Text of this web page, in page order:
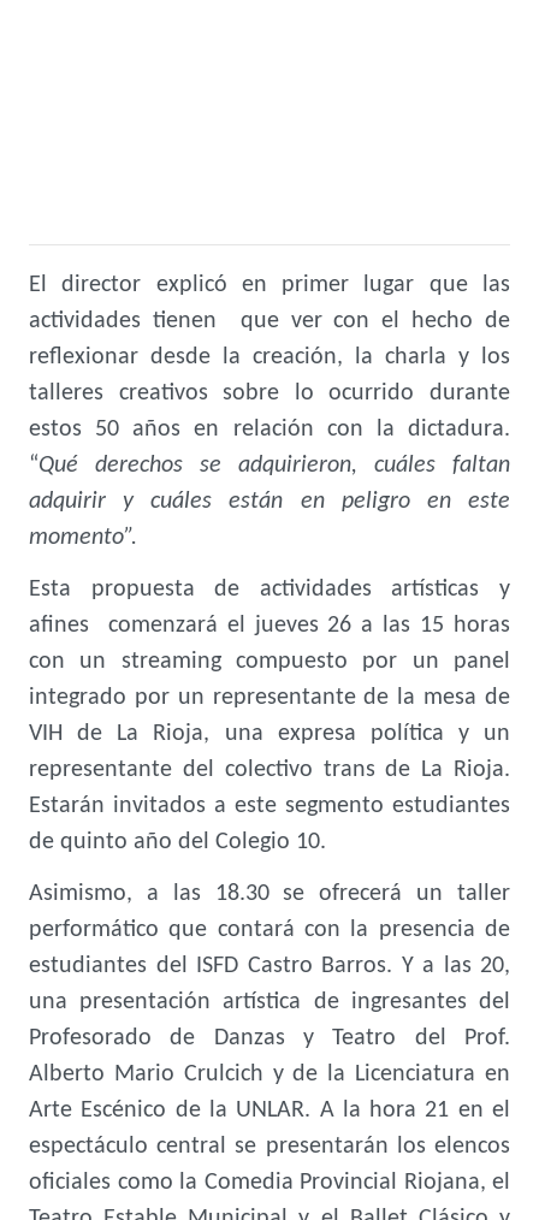
El director explicó en primer lugar que las
actividades tienen que ver con el hecho de
reflexionar desde la creación, la charla y los
talleres creativos sobre lo ocurrido durante
estos 50 años en relación con la dictadura.
“Qué derechos se adquirieron, cuáles faltan
adquirir y cuáles están en peligro en este
momento”.
Esta propuesta de actividades artísticas y
afines comenzará el jueves 26 a las 15 horas
con un streaming compuesto por un panel
integrado por un representante de la mesa de
VIH de La Rioja, una expresa política y un
representante del colectivo trans de La Rioja.
Estarán invitados a este segmento estudiantes
de quinto año del Colegio 10.
Asimismo, a las 18.30 se ofrecerá un taller
performático que contará con la presencia de
estudiantes del ISFD Castro Barros. Y a las 20,
una presentación artística de ingresantes del
Profesorado de Danzas y Teatro del Prof.
Alberto Mario Crulcich y de la Licenciatura en
Arte Escénico de la UNLAR. A la hora 21 en el
espectáculo central se presentarán los elencos
oficiales como la Comedia Provincial Riojana, el